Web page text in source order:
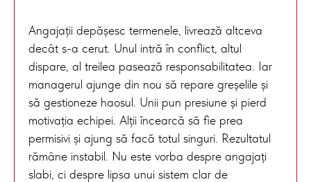
Angajații depășesc termenele, livrează altceva
decât s-a cerut. Unul intră în conflict, altul
dispare, al treilea pasează responsabilitatea. Iar
managerul ajunge din nou să repare greșelile și
să gestioneze haosul. Unii pun presiune și pierd
motivația echipei. Alții încearcă să fie prea
permisivi și ajung să facă totul singuri. Rezultatul
rămâne instabil. Nu este vorba despre angajați
slabi, ci despre lipsa unui sistem clar de